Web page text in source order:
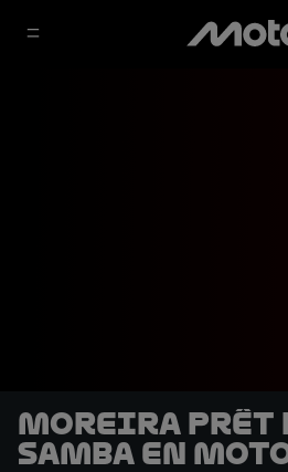
Moreira prêt
samba en